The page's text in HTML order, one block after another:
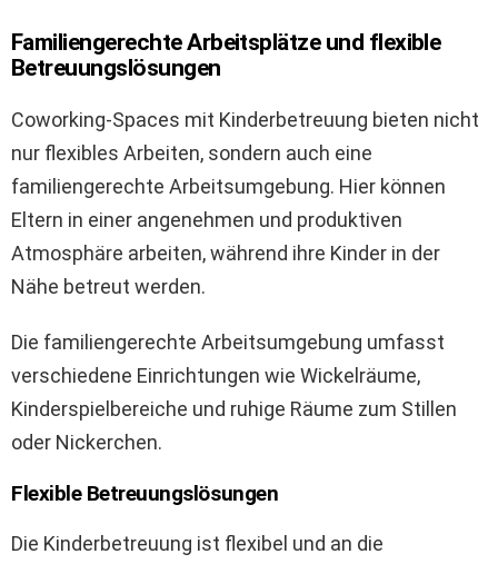
Familiengerechte Arbeitsplätze und flexible
Betreuungslösungen
Coworking-Spaces mit Kinderbetreuung bieten nicht
nur flexibles Arbeiten, sondern auch eine
familiengerechte Arbeitsumgebung. Hier können
Eltern in einer angenehmen und produktiven
Atmosphäre arbeiten, während ihre Kinder in der
Nähe betreut werden.
Die familiengerechte Arbeitsumgebung umfasst
verschiedene Einrichtungen wie Wickelräume,
Kinderspielbereiche und ruhige Räume zum Stillen
oder Nickerchen.
Flexible Betreuungslösungen
Die Kinderbetreuung ist flexibel und an die